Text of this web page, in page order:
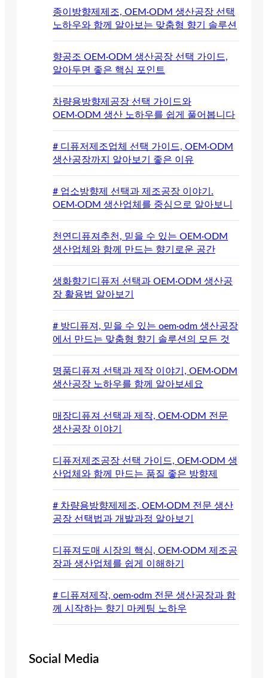
종이방향제제조, OEM·ODM 생산공장 선택
노하우와 함께 알아보는 맞춤형 향기 솔루션
향공조 OEM·ODM 생산공장 선택 가이드,
알아두면 좋은 핵심 포인트
차량용방향제공장 선택 가이드와
OEM·ODM 생산 노하우를 쉽게 풀어봅니다
# 디퓨저제조업체 선택 가이드, OEM·ODM
생산공장까지 알아보기 좋은 이유
# 업소방향제 선택과 제조공장 이야기.
OEM·ODM 생산업체를 중심으로 알아보니
천연디퓨져추천, 믿을 수 있는 OEM·ODM
생산업체와 함께 만드는 향기로운 공간
생화향기디퓨저 선택과 OEM·ODM 생산공
장 활용법 알아보기
# 방디퓨져, 믿을 수 있는 oem·odm 생산공장
에서 만드는 맞춤형 향기 솔루션의 모든 것
명품디퓨져 선택과 제작 이야기, OEM·ODM
생산공장 노하우를 함께 알아보세요
매장디퓨져 선택과 제작, OEM·ODM 전문
생산공장 이야기
디퓨저제조공장 선택 가이드, OEM·ODM 생
산업체와 함께 만드는 품질 좋은 방향제
# 차량용방향제제조, OEM·ODM 전문 생산
공장 선택법과 개발과정 알아보기
디퓨져도매 시장의 핵심, OEM·ODM 제조공
장과 생산업체를 쉽게 이해하기
# 디퓨져제작, oem·odm 전문 생산공장과 함
께 시작하는 향기 마케팅 노하우
Social Media